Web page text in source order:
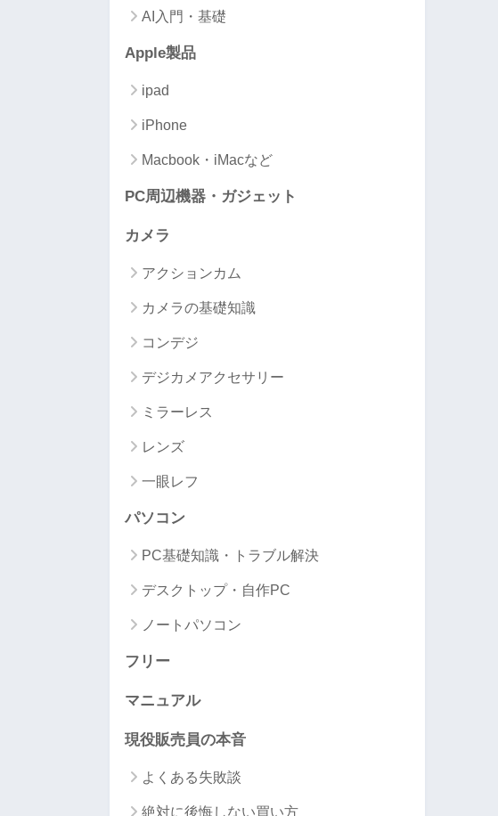
AI入門・基礎
Apple製品
ipad
iPhone
Macbook・iMacなど
PC周辺機器・ガジェット
カメラ
アクションカム
カメラの基礎知識
コンデジ
デジカメアクセサリー
ミラーレス
レンズ
一眼レフ
パソコン
PC基礎知識・トラブル解決
デスクトップ・自作PC
ノートパソコン
フリー
マニュアル
現役販売員の本音
よくある失敗談
絶対に後悔しない買い方